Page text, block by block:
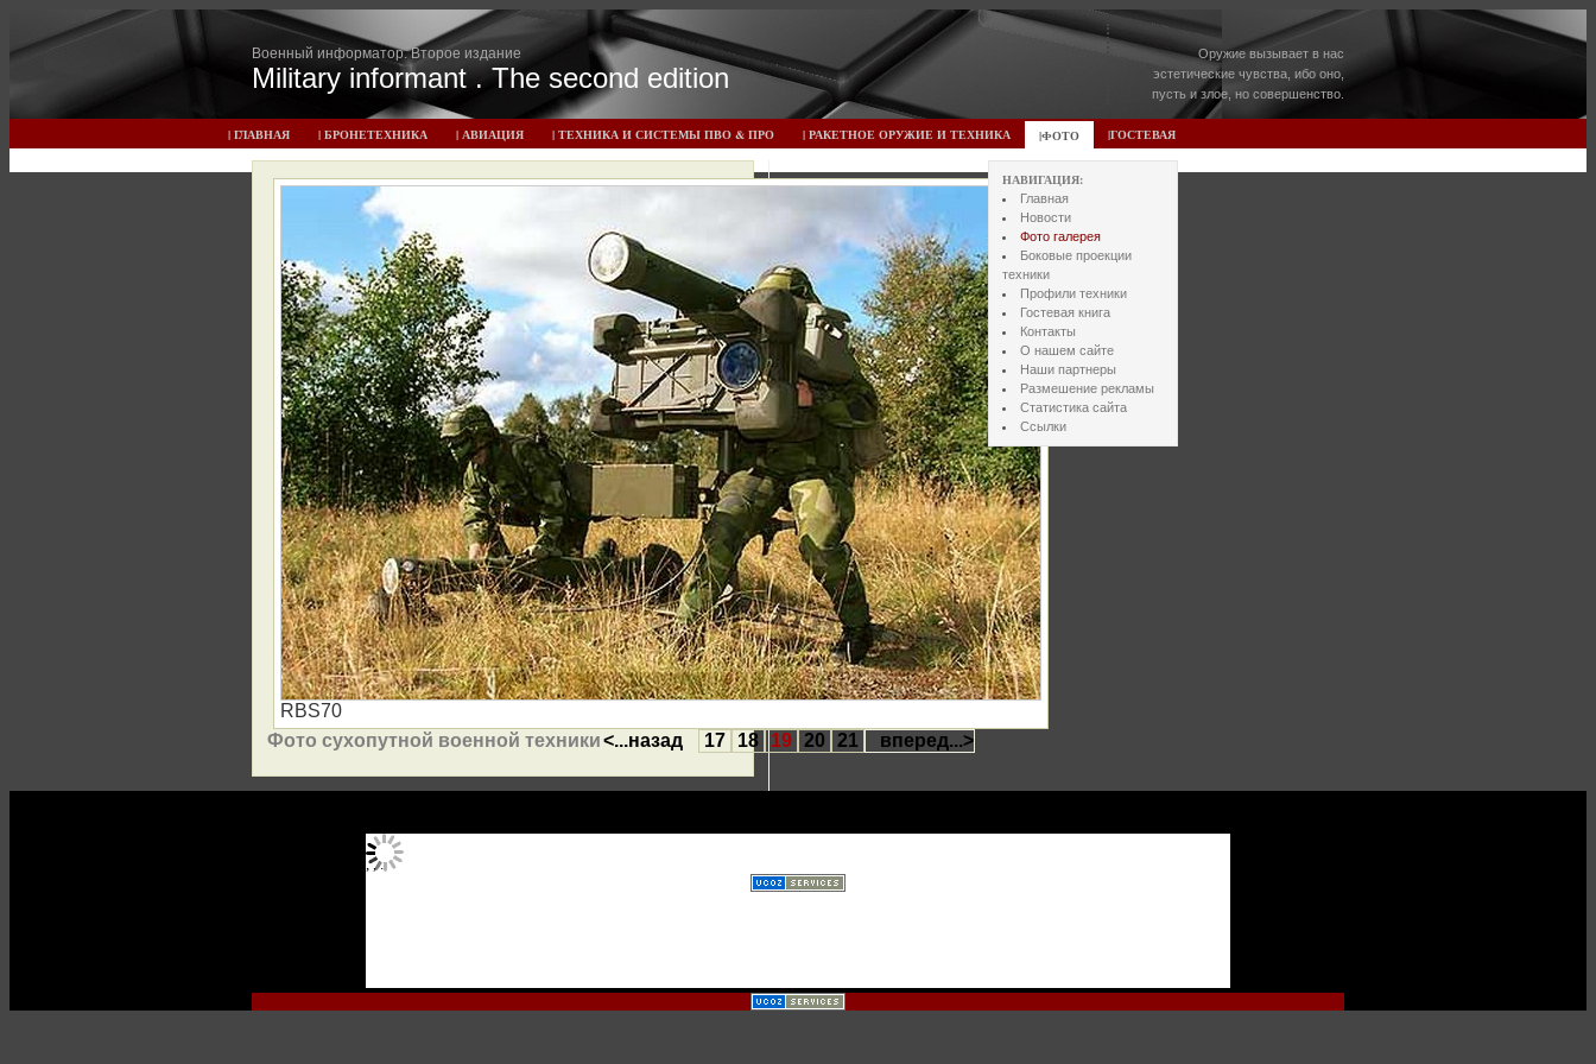
Военный информатор. Второе издание
Military informant . The second edition
Оружие вызывает в нас
эстетические чувства, ибо оно,
пусть и злое, но совершенство.
| ГЛАВНАЯ | БРОНЕТЕХНИКА | АВИАЦИЯ | ТЕХНИКА И СИСТЕМЫ ПВО & ПРО | РАКЕТНОЕ ОРУЖИЕ И ТЕХНИКА |ФОТО |ГОСТЕВАЯ
RBS70
Фото сухопутной военной техники<...назад 17 18 19 20 21 вперед...>
НАВИГАЦИЯ:
Главная
Новости
Фото галерея
Боковые проекции
техники
Профили техники
Гостевая книга
Контакты
О нашем сайте
Наши партнеры
Размешение рекламы
Статистика сайта
Ссылки